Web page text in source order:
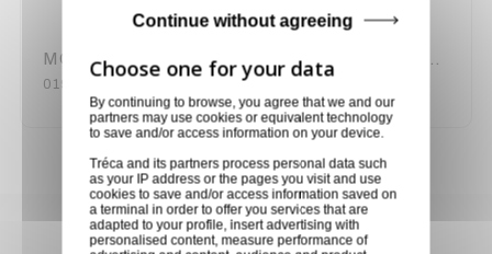
019310B
Achetez en toute confiance
By continuing to browse, you agree that we and our
partners may use cookies or equivalent technology
to save and/or access information on your device.
Tréca and its partners process personal data such
as your IP address or the pages you visit and use
cookies to save and/or access information saved on
a terminal in order to offer you services that are
adapted to your profile, insert advertising with
personalised content, measure performance of
Continue without agreeing